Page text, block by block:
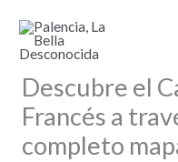
contenido
Descubre el
Francés a
completo